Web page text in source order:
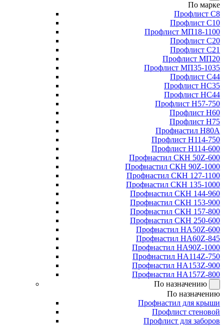
По марке
Профлист С8
Профлист С10
Профлист МП18-1100
Профлист С20
Профлист С21
Профлист МП20
Профлист МП35-1035
Профлист С44
Профлист НС35
Профлист НС44
Профлист Н57-750
Профлист Н60
Профлист Н75
Профнастил Н80А
Профлист Н114-750
Профлист Н114-600
Профнастил СКН 50Z-600
Профнастил СКН 90Z-1000
Профнастил СКН 127-1100
Профнастил СКН 135-1000
Профнастил СКН 144-960
Профнастил СКН 153-900
Профнастил СКН 157-800
Профнастил СКН 250-600
Профнастил НА50Z-600
Профнастил НА60Z-845
Профнастил НА90Z-1000
Профнастил НА114Z-750
Профнастил НА153Z-900
Профнастил НА157Z-800
По назначению
По назначению
Профнастил для крыши
Профлист стеновой
Профлист для заборов